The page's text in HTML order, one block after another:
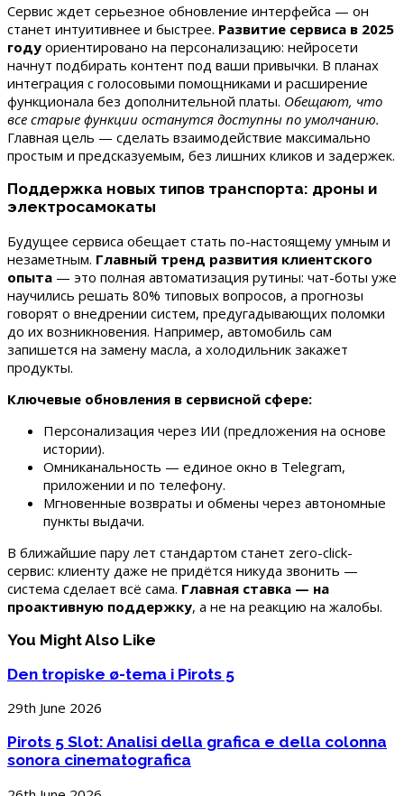
Сервис ждет серьезное обновление интерфейса — он
станет интуитивнее и быстрее. Развитие сервиса в 2025
году ориентировано на персонализацию: нейросети
начнут подбирать контент под ваши привычки. В планах
интеграция с голосовыми помощниками и расширение
функционала без дополнительной платы. Обещают, что
все старые функции останутся доступны по умолчанию.
Главная цель — сделать взаимодействие максимально
простым и предсказуемым, без лишних кликов и задержек.
Поддержка новых типов транспорта: дроны и
электросамокаты
Будущее сервиса обещает стать по-настоящему умным и
незаметным. Главный тренд развития клиентского
опыта — это полная автоматизация рутины: чат-боты уже
научились решать 80% типовых вопросов, а прогнозы
говорят о внедрении систем, предугадывающих поломки
до их возникновения. Например, автомобиль сам
запишется на замену масла, а холодильник закажет
продукты.
Ключевые обновления в сервисной сфере:
Персонализация через ИИ (предложения на основе
истории).
Омниканальность — единое окно в Telegram,
приложении и по телефону.
Мгновенные возвраты и обмены через автономные
пункты выдачи.
В ближайшие пару лет стандартом станет zero-click-
сервис: клиенту даже не придётся никуда звонить —
система сделает всё сама. Главная ставка — на
проактивную поддержку, а не на реакцию на жалобы.
You Might Also Like
Den tropiske ø-tema i Pirots 5
29th June 2026
Pirots 5 Slot: Analisi della grafica e della colonna
sonora cinematografica